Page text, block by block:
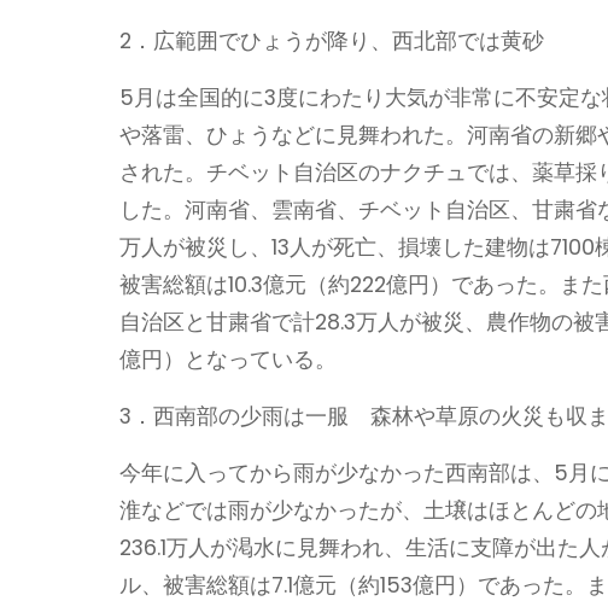
2．広範囲でひょうが降り、西北部では黄砂
5月は全国的に3度にわたり大気が非常に不安定
や落雷、ひょうなどに見舞われた。河南省の新
された。チベット自治区のナクチュでは、薬草
した。河南省、雲南省、チベット自治区、甘粛
万人が被災し、13人が死亡、損壊した建物は
被害総額は10.3億元（約222億円）であった。ま
自治区と甘粛省で計28.3万人が被災、農作物の
億円）となっている。
3．西南部の少雨は一服 森林や草原の火災も収
今年に入ってから雨が少なかった西南部は、5月
淮などでは雨が少なかったが、土壌はほとんど
236.1万人が渇水に見舞われ、生活に支障が出た
ル、被害総額は7.1億元（約153億円）であった。